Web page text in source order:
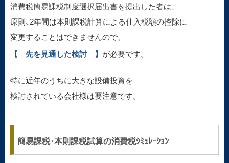
消費税簡易課税制度選択届出書を提出した者は、
原則､2年間は本則課税計算による仕入税額の控除に
変更することはできませんので、
【 先を見通した検討 】 が必要です。
特に近年のうちに大きな設備投資を
検討されている会社様は要注意です。
簡易課税･本則課税試算の消費税ｼﾐｭﾚｰｼｮﾝ